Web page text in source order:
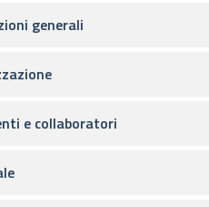
generali
e collaboratori